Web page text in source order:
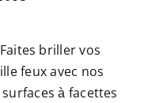
briller vos
feux avec nos
à facettes